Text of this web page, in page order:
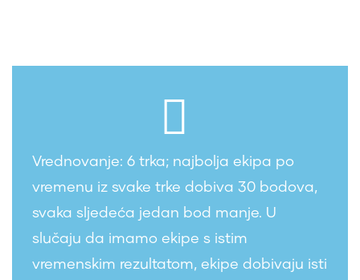
Vrednovanje: 6 trka; najbolja ekipa po
vremenu iz svake trke dobiva 30 bodova,
svaka sljedeća jedan bod manje. U
slučaju da imamo ekipe s istim
vremenskim rezultatom, ekipe dobivaju isti